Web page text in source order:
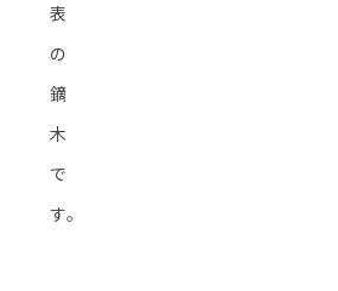
表
の
鏑
木
で
す。